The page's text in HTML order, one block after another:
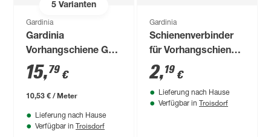
5Varianten
Gardinia
Gardinia
Vorhangschiene GE3
weiß 150 cm
15,79 €
10,53 € / Meter
Lieferung nach Hause
Verfügbar in Troisdorf
Gardinia
Schienenverbinder
für Vorhangschienen
weiß
2,19 €
Lieferung nach Hause
Verfügbar in Troisdorf